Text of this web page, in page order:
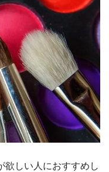
欲しい人におすすめし